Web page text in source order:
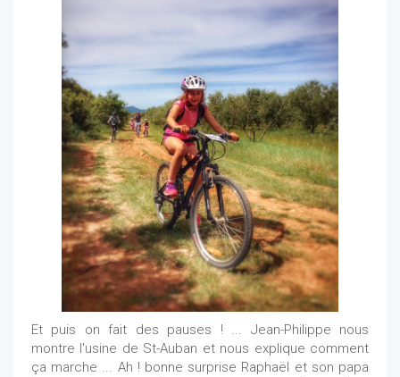
Et puis on fait des pauses ! ... Jean-Philippe nous
montre l'usine de St-Auban et nous explique comment
ça marche ... Ah ! bonne surprise Raphaël et son papa